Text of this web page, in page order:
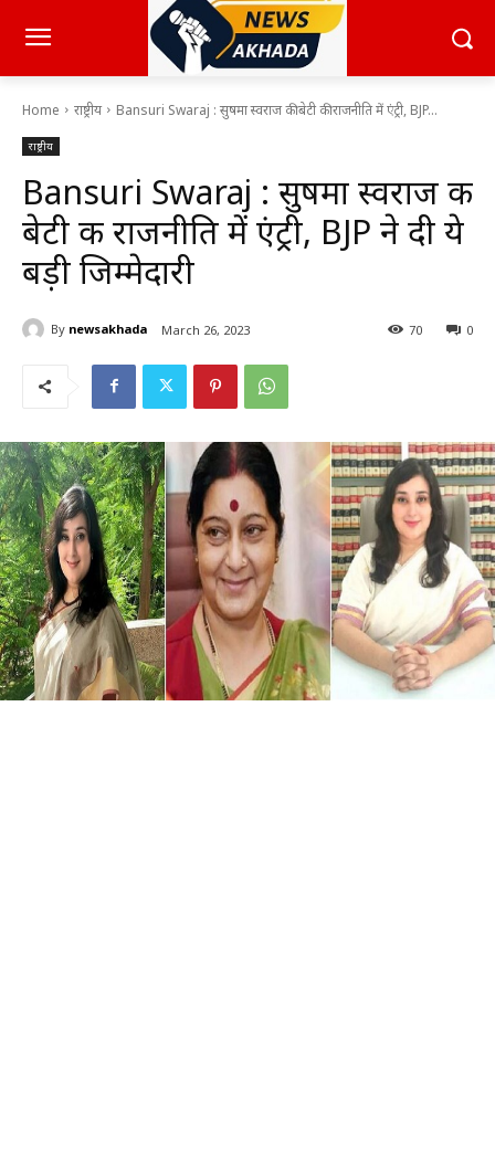
Home राष्ट्रीय Bansuri Swaraj : सुषमा स्वराज की बेटी की राजनीति में एंट्री, BJP...
राष्ट्रीय
Bansuri Swaraj : सुषमा स्वराज की
बेटी की राजनीति में एंट्री, BJP ने दी ये
बड़ी जिम्मेदारी
By newsakhada March 26, 2023 0
70